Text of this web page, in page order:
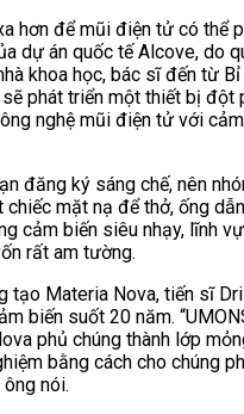
hơn để mũi điện tử có thể
dự án quốc tế Alcove, do
khoa học, bác sĩ đến từ Bỉ
phát triển một thiết bị đột
nghệ mũi điện tử với
đăng ký sáng chế, nên
mặt nạ để thở, ống
cảm biến siêu nhạy, lĩnh
rất am tường.
tạo Materia Nova, tiến sĩ
biến suốt 20 năm.
phủ chúng thành lớp
bằng cách cho chúng
nói.